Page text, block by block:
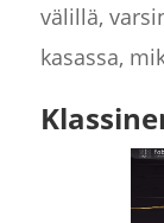
välillä,
kasassa,